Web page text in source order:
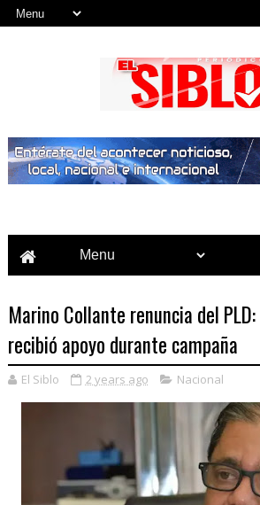
Marino Collante renuncia del
recibió apoyo durante campaña
El Siblo 2 years ago Nacional